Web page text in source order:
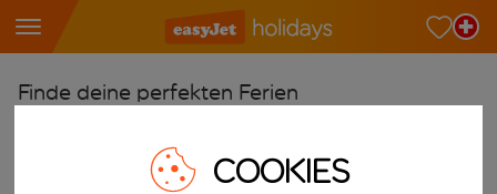
Finde deine perfekten Ferien
Wähle deine FlughäfenCOOKIES